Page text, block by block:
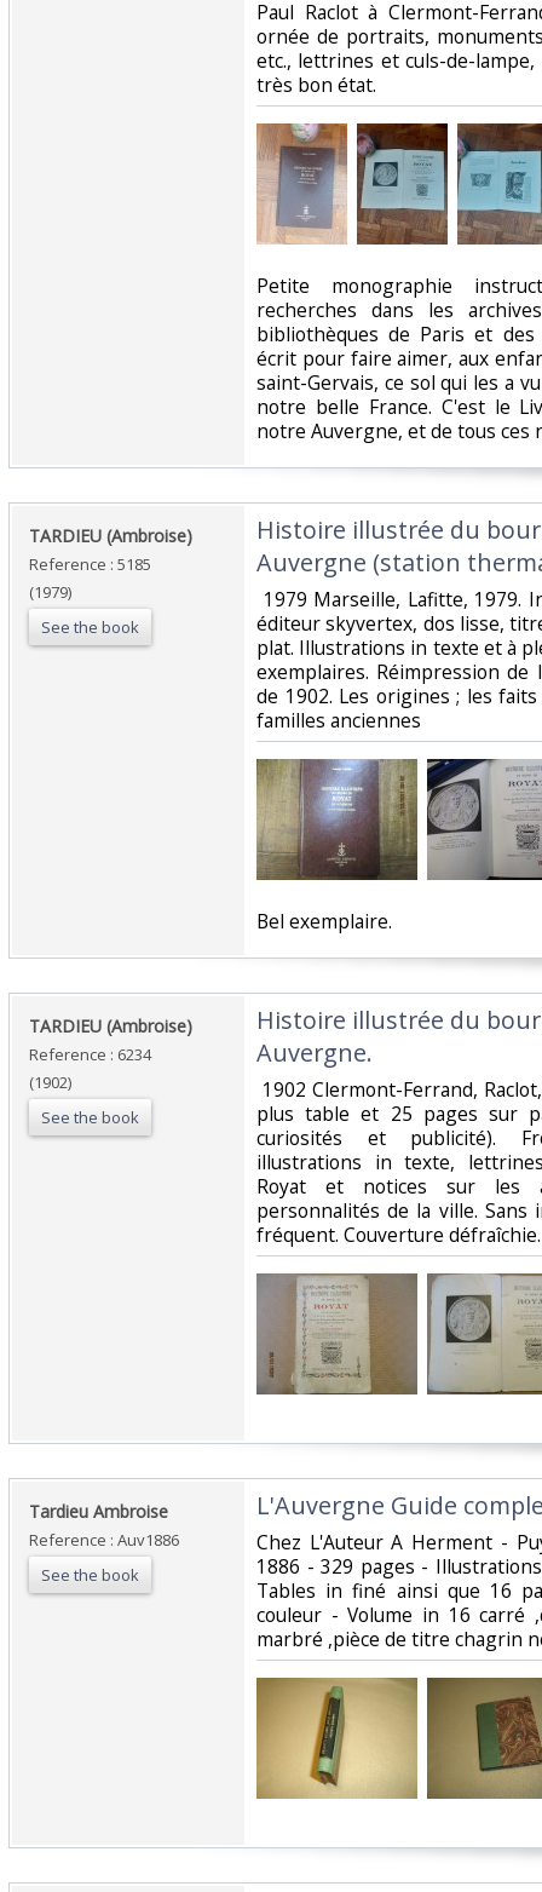
Paul Raclot à Clermont-
ornée de portraits,
etc., lettrines et culs-de-
très bon état. ‎
‎Petite monographie
recherches dans les
bibliothèques de Paris et
écrit pour faire aimer, aux
saint-Gervais, ce sol qui les a
notre belle France. C'est le
notre Auvergne, et de tous ces
‎TARDIEU (Ambroise)‎
Reference : 5185
(1979)
See the book
‎Histoire illustrée du
Auvergne (station
1979 Marseille, Lafitte, 1979.
éditeur skyvertex, dos lisse,
plat. Illustrations in texte et à
exemplaires. Réimpression
de 1902. Les origines ; les
familles anciennes ‎
‎Bel exemplaire. ‎
‎TARDIEU (Ambroise) ‎
Reference : 6234
(1902)
See the book
‎Histoire illustrée du
Auvergne. ‎
1902 Clermont-Ferrand,
plus table et 25 pages sur
curiosités et publicité).
illustrations in texte,
Royat et notices sur les
personnalités de la ville.
fréquent. Couverture
‎Tardieu Ambroise‎
Reference : Auv1886
See the book
‎L'Auvergne Guide
‎Chez L'Auteur A Herment -
1886 - 329 pages -
Tables in finé ainsi que 16
couleur - Volume in 16 carré
marbré ,pièce de titre chagrin